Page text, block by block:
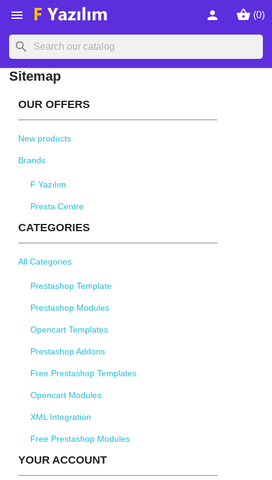
 shopping_basket (0)
person
search
Sitemap
OUR OFFERS
New products
Brands
F Yazılım
Presta Centre
CATEGORIES
All Categories
Prestashop Template
Prestashop Modules
Opencart Templates
Prestashop Addons
Free Prestashop Templates
Opencart Modules
XML Integration
Free Prestashop Modules
YOUR ACCOUNT